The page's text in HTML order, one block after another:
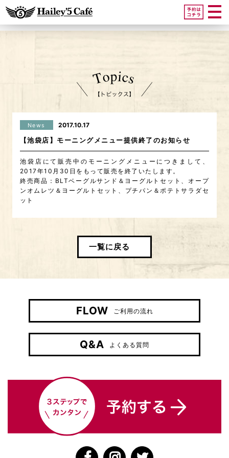
News 2017.10.17
【池袋店】モーニングメニュー提供終了のお知らせ
池袋店にて販売中のモーニングメニューにつきまして、
2017年10月30日をもって販売を終了いたします。
終売商品：BLTベーグルサンド＆ヨーグルトセット、オープ
ンオムレツ＆ヨーグルトセット、プチパン＆ポテトサラダセ
ット
一覧に戻る
FLOW ご利用の流れ
Q&A よくある質問